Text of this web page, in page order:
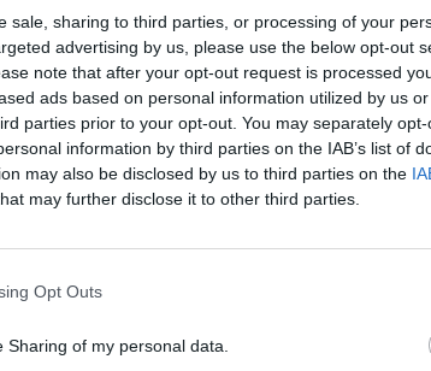
sale, sharing to third parties, or processing of your
advertising by us, please use the below opt-out
note that after your opt-out request is processed
ads based on personal information utilized by us
parties prior to your opt-out. You may separately
information by third parties on the IAB’s list of
may also be disclosed by us to third parties on the
may further disclose it to other third parties.
Opt Outs
of my personal data.